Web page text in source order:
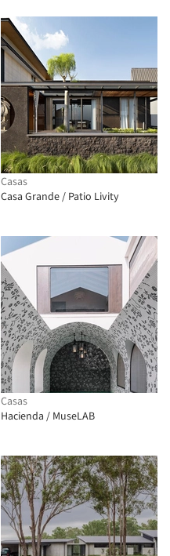
Casas
Casa Grande / Patio Livity
Casas
Hacienda / MuseLAB